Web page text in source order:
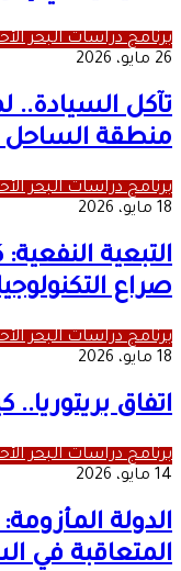
برنامج دراسات البحر
26 مايو، 2026
تآكل السيادة..
منطقة الساحل
برنامج دراسات البحر
18 مايو، 2026
التبعية
صراع
برنامج دراسات البحر
18 مايو، 2026
اتفاق
برنامج دراسات البحر
14 مايو، 2026
الدولة
المتعاقبة في